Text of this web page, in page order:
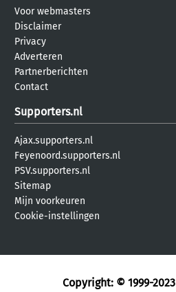
Voor webmasters
Disclaimer
Privacy
Adverteren
Partnerberichten
Contact
Supporters.nl
Ajax.supporters.nl
Feyenoord.supporters.nl
PSV.supporters.nl
Sitemap
Mijn voorkeuren
Cookie-instellingen
Copyright: © 1999-2023